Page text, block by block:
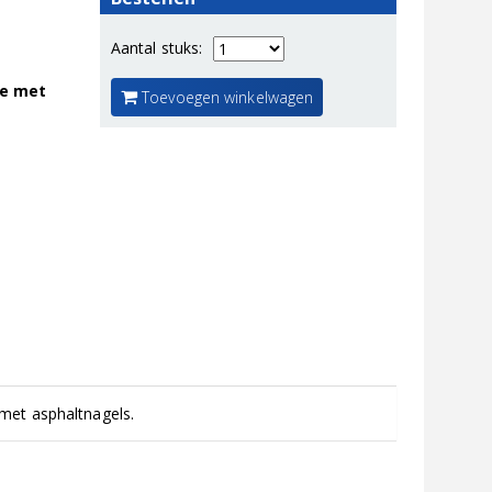
met
Aantal stuks:
Toevoegen winkelwagen
asphaltnagels.